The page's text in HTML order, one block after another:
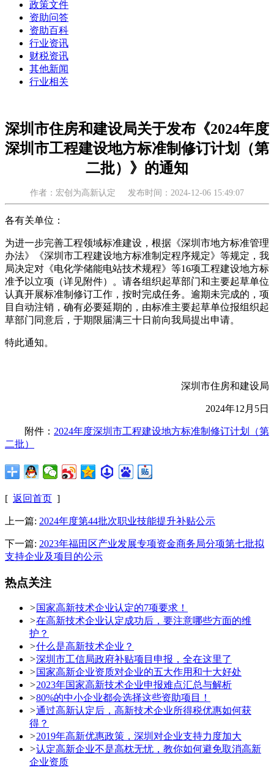
政策文件
资助问答
资助百科
行业资讯
财税资讯
其他新闻
行业相关
深圳市住房和建设局关于发布《2024年度
深圳市工程建设地方标准制修订计划（第
二批）》的通知
作者：宏创为高新认定 发布时间：2024-12-06 15:49:07
各有关单位：
为进一步完善工程领域标准建设，根据《深圳市地方标准管理
办法》《深圳市工程建设地方标准制定程序规定》等规定，我
局决定对《电化学储能电站技术规程》等16项工程建设地方标
准予以立项（详见附件）。请各组织起草部门和主要起草单位
认真开展标准制修订工作，按时完成任务。逾期未完成的，项
目自动注销，确有必要延期的，由标准主要起草单位报组织起
草部门同意后，于期限届满三十日前向我局提出申请。
特此通知。
深圳市住房和建设局
2024年12月5日
附件： 2024年度深圳市工程建设地方标准制修订计划（第
二批）
[ 返回首页 ]
上一篇: 2024年度第44批次职业技能提升补贴公示
下一篇: 2023年福田区产业发展专项资金商务局分项第七批拟
支持企业及项目的公示
热点关注
>国家高新技术企业认定的7项要求！
>在高新技术企业认定成功后，要注意哪些方面的维
护？
>什么是高新技术企业？
>深圳市工信局政府补贴项目申报，全在这里了
>国家高新企业资质对企业的五大作用和十大好处
>2023年国家高新技术企业申报难点汇总与解析
>80%的中小企业都会选择这些资助项目！
>通过高新认定后，高新技术企业所得税优惠如何获
得？
>2019年高新优惠政策，深圳对企业支持力度加大
>认定高新企业不是高枕无忧，教你如何避免取消高新
企业资质